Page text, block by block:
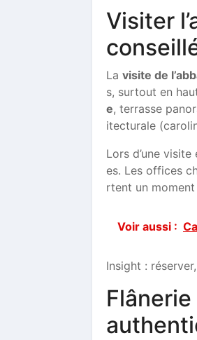
Visiter
La visite de
s, surtout en
e, terrasse
itecturale
Lors d’une
es. Les offices
rtent un moment
Voir aussi :
Insight :